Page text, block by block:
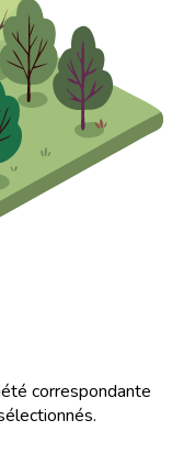
correspondante